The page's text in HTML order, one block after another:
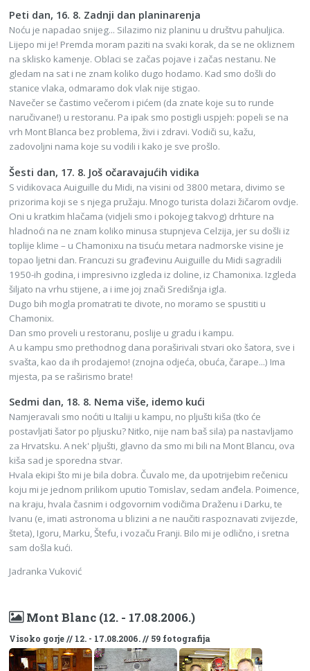
Peti dan, 16. 8. Zadnji dan planinarenja
Noću je napadao snijeg... Silazimo niz planinu u društvu pahuljica.
Lijepo mi je! Premda moram paziti na svaki korak, da se ne okliznem
na sklisko kamenje. Oblaci se začas pojave i začas nestanu. Ne
gledam na sat i ne znam koliko dugo hodamo. Kad smo došli do
stanice vlaka, odmaramo dok vlak nije stigao.
Navečer se častimo večerom i pićem (da znate koje su to runde
naručivane!) u restoranu. Pa ipak smo postigli uspjeh: popeli se na
vrh Mont Blanca bez problema, živi i zdravi. Vodiči su, kažu,
zadovoljni nama koje su vodili i kako je sve prošlo.
Šesti dan, 17. 8. Još očaravajućih vidika
S vidikovaca Auiguille du Midi, na visini od 3800 metara, divimo se
prizorima koji se s njega pružaju. Mnogo turista dolazi žičarom ovdje.
Oni u kratkim hlačama (vidjeli smo i pokojeg takvog) drhture na
hladnoći na ne znam koliko minusa stupnjeva Celzija, jer su došli iz
toplije klime – u Chamonixu na tisuću metara nadmorske visine je
topao ljetni dan. Francuzi su građevinu Auiguille du Midi sagradili
1950-ih godina, i impresivno izgleda iz doline, iz Chamonixa. Izgleda
šiljato na vrhu stijene, a i ime joj znači Središnja igla.
Dugo bih mogla promatrati te divote, no moramo se spustiti u
Chamonix.
Dan smo proveli u restoranu, poslije u gradu i kampu.
A u kampu smo prethodnog dana poraširivali stvari oko šatora, sve i
svašta, kao da ih prodajemo! (znojna odjeća, obuća, čarape...) Ima
mjesta, pa se raširismo brate!
Sedmi dan, 18. 8. Nema više, idemo kući
Namjeravali smo noćiti u Italiji u kampu, no pljušti kiša (tko će
postavljati šator po pljusku? Nitko, nije nam baš sila) pa nastavljamo
za Hrvatsku. A nek' pljušti, glavno da smo mi bili na Mont Blancu, ova
kiša sad je sporedna stvar.
Hvala ekipi što mi je bila dobra. Čuvalo me, da upotrijebim rečenicu
koju mi je jednom prilikom uputio Tomislav, sedam anđela. Poimence,
na kraju, hvala časnim i odgovornim vodičima Draženu i Darku, te
Ivanu (e, imati astronoma u blizini a ne naučiti raspoznavati zvijezde,
šteta), Igoru, Marku, Štefu, i vozaču Franji. Bilo mi je odlično, i sretna
sam došla kući.
Jadranka Vuković
Mont Blanc (12. - 17.08.2006.)
Visoko gorje // 12. - 17.08.2006. // 59 fotografija